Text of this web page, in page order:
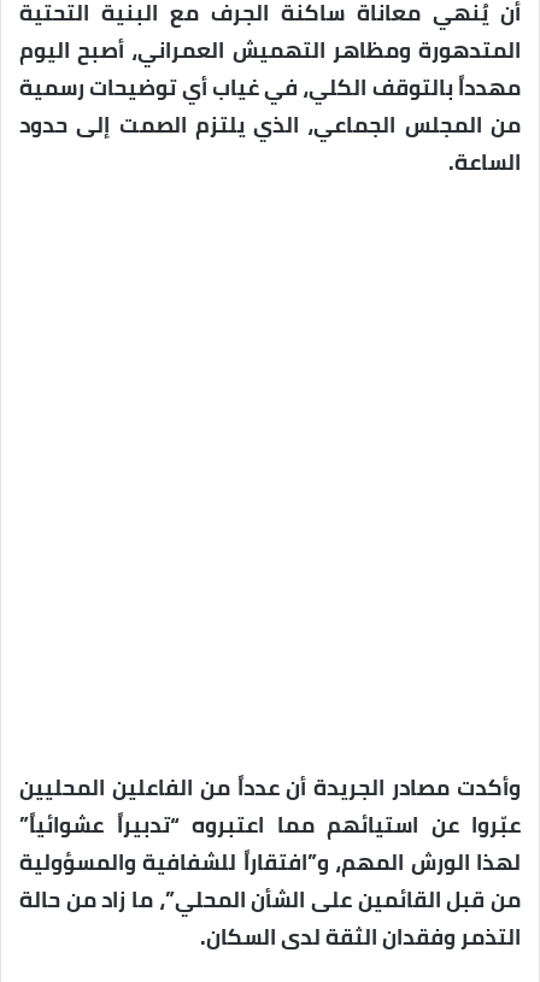
أن يُنهي معاناة ساكنة الجرف مع البنية التحتية
المتدهورة ومظاهر التهميش العمراني، أصبح اليوم
مهدداً بالتوقف الكلي، في غياب أي توضيحات رسمية
من المجلس الجماعي، الذي يلتزم الصمت إلى حدود
الساعة.
وأكدت مصادر الجريدة أن عدداً من الفاعلين المحليين
عبّروا عن استيائهم مما اعتبروه “تدبيراً عشوائياً”
لهذا الورش المهم، و”افتقاراً للشفافية والمسؤولية
من قبل القائمين على الشأن المحلي”، ما زاد من حالة
التذمر وفقدان الثقة لدى السكان.